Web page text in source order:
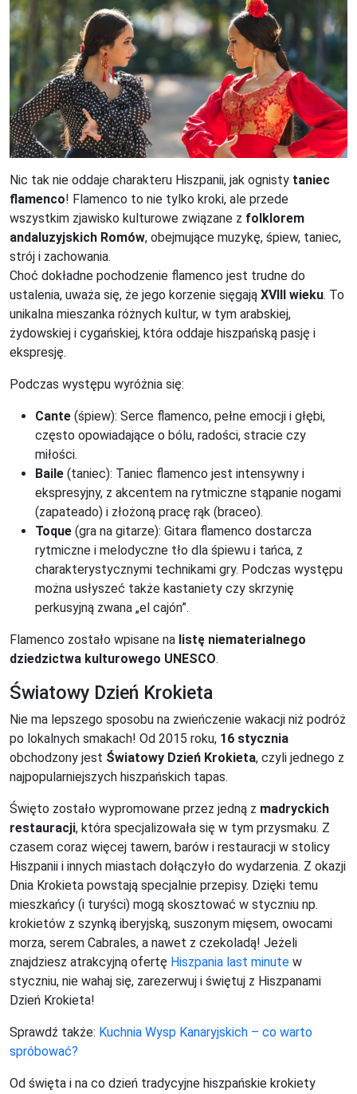
Nic tak nie oddaje charakteru Hiszpanii, jak ognisty taniec
flamenco! Flamenco to nie tylko kroki, ale przede
wszystkim zjawisko kulturowe związane z folklorem
andaluzyjskich Romów, obejmujące muzykę, śpiew, taniec,
strój i zachowania.
Choć dokładne pochodzenie flamenco jest trudne do
ustalenia, uważa się, że jego korzenie sięgają XVIII wieku. To
unikalna mieszanka różnych kultur, w tym arabskiej,
żydowskiej i cygańskiej, która oddaje hiszpańską pasję i
ekspresję.
Podczas występu wyróżnia się:
Cante (śpiew): Serce flamenco, pełne emocji i głębi,
często opowiadające o bólu, radości, stracie czy
miłości.
Baile (taniec): Taniec flamenco jest intensywny i
ekspresyjny, z akcentem na rytmiczne stąpanie nogami
(zapateado) i złożoną pracę rąk (braceo).
Toque (gra na gitarze): Gitara flamenco dostarcza
rytmiczne i melodyczne tło dla śpiewu i tańca, z
charakterystycznymi technikami gry. Podczas występu
można usłyszeć także kastaniety czy skrzynię
perkusyjną zwana „el cajón”.
Flamenco zostało wpisane na listę niematerialnego
dziedzictwa kulturowego UNESCO.
Światowy Dzień Krokieta
Nie ma lepszego sposobu na zwieńczenie wakacji niż podróż
po lokalnych smakach! Od 2015 roku, 16 stycznia
obchodzony jest Światowy Dzień Krokieta, czyli jednego z
najpopularniejszych hiszpańskich tapas.
Święto zostało wypromowane przez jedną z madryckich
restauracji, która specjalizowała się w tym przysmaku. Z
czasem coraz więcej tawern, barów i restauracji w stolicy
Hiszpanii i innych miastach dołączyło do wydarzenia. Z okazji
Dnia Krokieta powstają specjalnie przepisy. Dzięki temu
mieszkańcy (i turyści) mogą skosztować w styczniu np.
krokietów z szynką iberyjską, suszonym mięsem, owocami
morza, serem Cabrales, a nawet z czekoladą! Jeżeli
znajdziesz atrakcyjną ofertę Hiszpania last minute w
styczniu, nie wahaj się, zarezerwuj i świętuj z Hiszpanami
Dzień Krokieta!
Sprawdź także: Kuchnia Wysp Kanaryjskich – co warto
spróbować?
Od święta i na co dzień tradycyjne hiszpańskie krokiety